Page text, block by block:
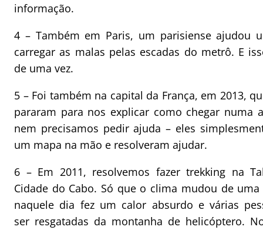
informação.
4 – Também em Paris, um parisiense ajudou
carregar as malas pelas escadas do metrô. E
de uma vez.
5 – Foi também na capital da França, em 2013,
pararam para nos explicar como chegar numa
nem precisamos pedir ajuda – eles
um mapa na mão e resolveram ajudar.
6 – Em 2011, resolvemos fazer trekking na
Cidade do Cabo. Só que o clima mudou de
naquele dia fez um calor absurdo e várias
ser resgatadas da montanha de helicóptero.